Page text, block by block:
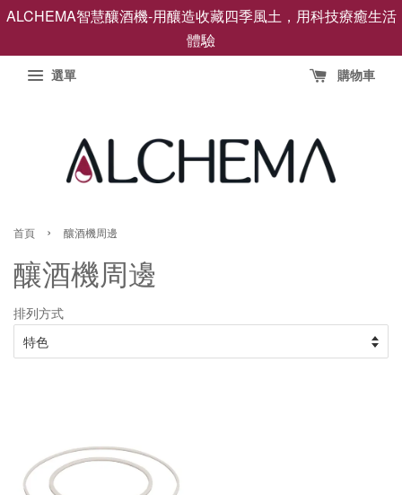
ALCHEMA智慧釀酒機-用釀造收藏四季風土，用科技療癒生活
體驗
選單 購物車
首頁 › 釀酒機周邊
釀酒機周邊
排列方式